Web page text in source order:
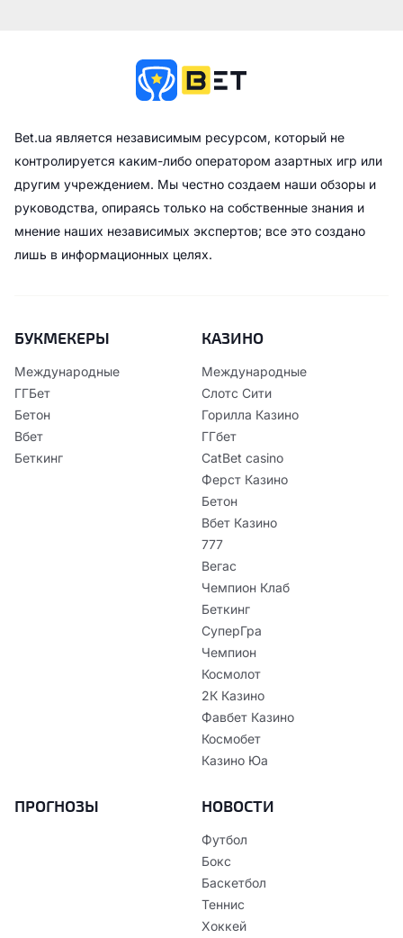
Bet.ua является независимым ресурсом, который не
контролируется каким-либо оператором азартных игр или
другим учреждением. Мы честно создаем наши обзоры и
руководства, опираясь только на собственные знания и
мнение наших независимых экспертов; все это создано
лишь в информационных целях.
БУКМЕКЕРЫ
Международные
ГГБет
Бетон
Вбет
Беткинг
КАЗИНО
Международные
Слотс Сити
Горилла Казино
ГГбет
CatBet casino
Ферст Казино
Бетон
Вбет Казино
777
Вегас
Чемпион Клаб
Беткинг
СуперГра
Чемпион
Космолот
2К Казино
Фавбет Казино
Космобет
Казино Юа
ПРОГНОЗЫ НОВОСТИ
Футбол
Бокс
Баскетбол
Теннис
Хоккей